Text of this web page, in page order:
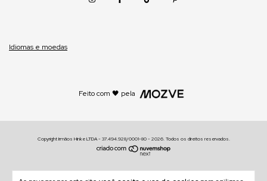
Idiomas e moedas
Feito com 🖤 pela
Copyright Irmãos Hinke LTDA - 37.494.928/0001-80 - 2026. Todos os direitos reservados.